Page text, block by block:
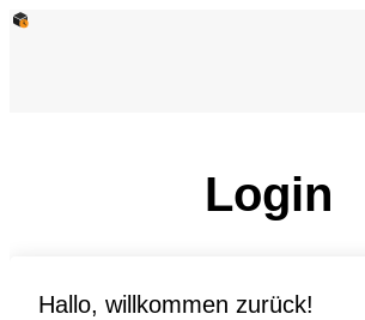
Login
Hallo, willkommen zurück!